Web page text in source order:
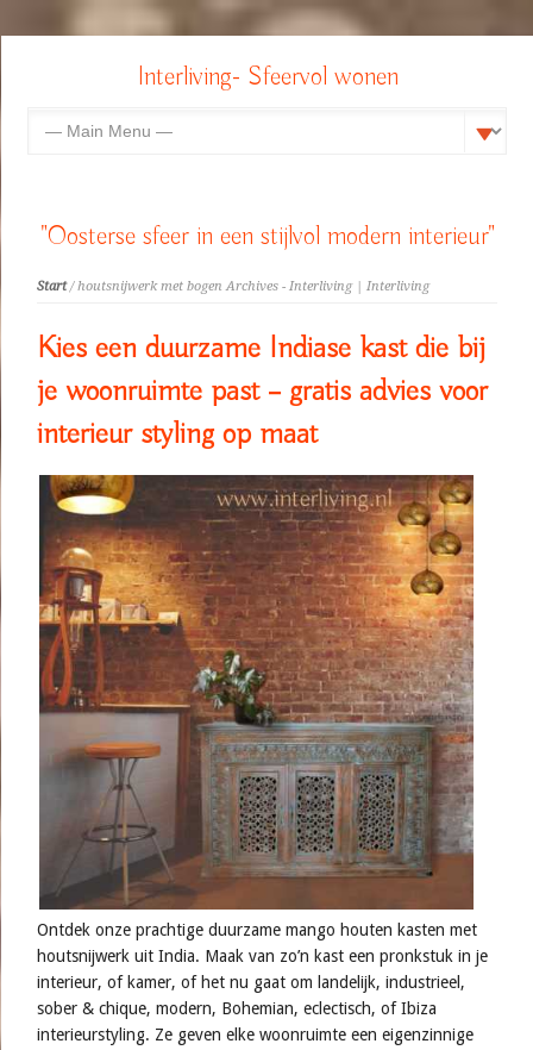
Interliving- Sfeervol wonen
"Oosterse sfeer in een stijlvol modern interieur"
Start/ houtsnijwerk met bogen Archives - Interliving | Interliving
Kies een duurzame Indiase kast die bij
je woonruimte past – gratis advies voor
interieur styling op maat
Ontdek onze prachtige duurzame mango houten kasten met
houtsnijwerk uit India. Maak van zo’n kast een pronkstuk in je
interieur, of kamer, of het nu gaat om landelijk, industrieel,
sober & chique, modern, Bohemian, eclectisch, of Ibiza
interieurstyling. Ze geven elke woonruimte een eigenzinnige